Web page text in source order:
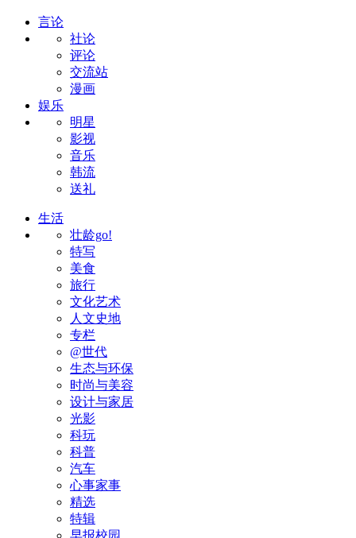
言论
社论
评论
交流站
漫画
娱乐
明星
影视
音乐
韩流
送礼
生活
壮龄go!
特写
美食
旅行
文化艺术
人文史地
专栏
@世代
生态与环保
时尚与美容
设计与家居
光影
科玩
科普
汽车
心事家事
精选
特辑
早报校园